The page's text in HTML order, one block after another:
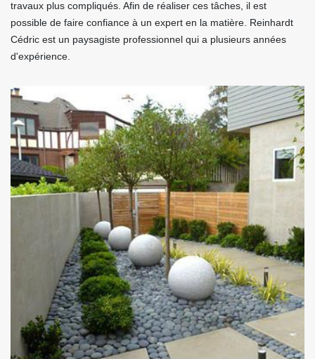
travaux plus compliqués. Afin de réaliser ces tâches, il est
possible de faire confiance à un expert en la matière. Reinhardt
Cédric est un paysagiste professionnel qui a plusieurs années
d'expérience.